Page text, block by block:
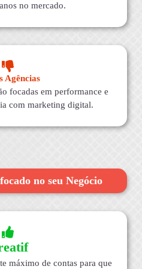
no mercado.
Agências
focadas em performance e
com marketing digital.
no seu Negócio
máximo de contas para que